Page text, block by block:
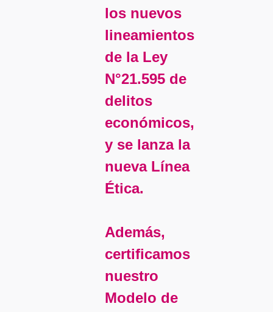
los nuevos
lineamientos
de la Ley
N°21.595 de
delitos
económicos,
y se lanza la
nueva Línea
Ética.
Además,
certificamos
nuestro
Modelo de